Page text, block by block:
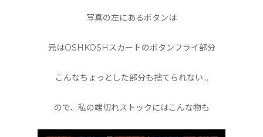
写真の左にあるボタンは
元はOSHKOSHスカートのボタンフライ部分
こんなちょっとした部分も捨てられない…
ので、私の端切れストックにはこんな物も